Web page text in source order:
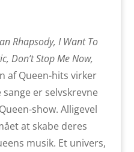
Rhapsody, I Want To
Don’t Stop Me Now,
af Queen-hits virker
er selvskrevne
show. Alligevel
at skabe deres
musik. Et univers,